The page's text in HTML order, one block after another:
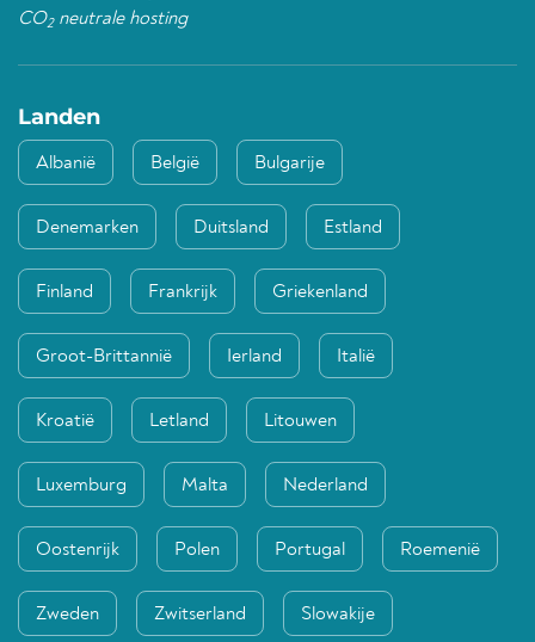
CO2neutrale hosting
Landen
Albanië België Bulgarije
Denemarken Duitsland Estland
Finland Frankrijk Griekenland
Groot-Brittannië Ierland Italië
Kroatië Letland Litouwen
Luxemburg Malta Nederland
Oostenrijk Polen Portugal Roemenië
Zweden Zwitserland Slowakije